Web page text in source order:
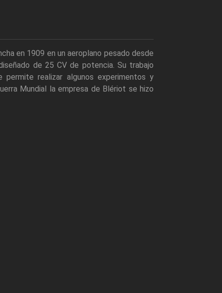
en 1909 en un aeroplano pesado desde
de 25 CV de potencia. Su trabajo
realizar algunos experimentos y
Mundial la empresa de Blériot se hizo